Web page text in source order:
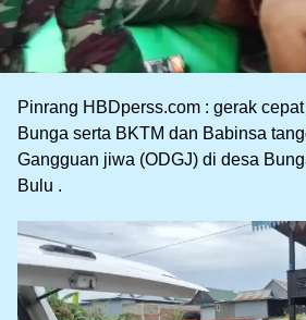
Pinrang HBDperss.com : gerak
Bunga serta BKTM dan Babinsa
Gangguan jiwa (ODGJ) di desa
Bulu .